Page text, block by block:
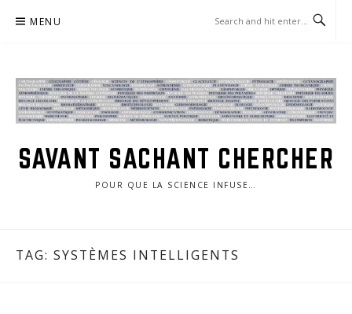
MENU
SAVANT SACHANT CHERCHER
POUR QUE LA SCIENCE INFUSE…
TAG: SYSTÈMES INTELLIGENTS